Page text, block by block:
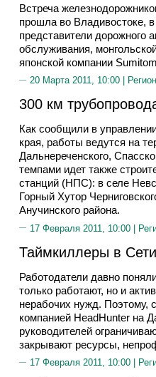
Встреча
прошла во Владивостоке,
представители дорожного
обслуживания,
японской компании
20 Марта 2011, 10:00 |
300 км
Как сообщили в
края, работы ведутся на
Дальнереченского,
темпами идет также
станций (НПС): в селе
Горный Хутор
Анучинского района.
17 Февраля 2011, 10:00 |
Таймкиллеры в Сети
Работодатели давно
только работают, но и
нерабочих нужд. Поэтому,
компанией HeadHunter на
руководителей
закрывают ресурсы,
17 Февраля 2011, 10:00 |